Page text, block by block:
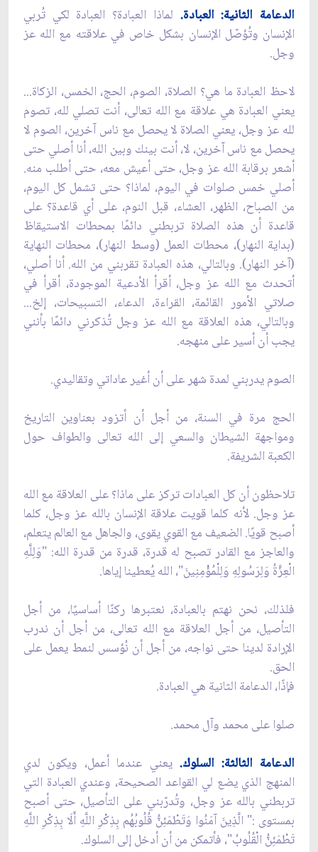
الدعامة الثانية: العبادة. لماذا العبادة؟ العبادة لكي تُربي
الإنسان وتُؤصّل الإنسان بشكل خاص في علاقته مع الله عز
وجل.
لاحظ العبادة ما هي؟ الصلاة، الصوم، الحج، الخمس، الزكاة...
يعني العبادة هي علاقة مع الله تعالى، أنت تصلي لله، تصوم
لله عز وجل، يعني الصلاة لا يحصل مع ناس آخرين، الصوم لا
يحصل مع ناس آخرين، لا، أنت بينك وبين الله، أنا أصلي حتى
أشعر برقابة الله عز وجل، حتى أعيش معه، حتى أطلب منه.
أصلي خمس صلوات في اليوم، لماذا؟ حتى تشمل كل اليوم،
من الصباح، الظهر، العشاء، قبل النوم، على أي قاعدة؟ على
قاعدة أن هذه الصلاة تربطني دائمًا بمحطات الاستيقاظ
(بداية النهار)، محطات العمل (وسط النهار)، محطات النهاية
(آخر النهار). وبالتالي، هذه العبادة تقربني من الله. أنا أصلي،
أتحدث مع الله عز وجل، أقرأ الأدعية الموجودة، أقرأ في
صلاتي الأمور القائمة، القراءة، الدعاء، التسبيحات، إلخ...
وبالتالي، هذه العلاقة مع الله عز وجل تُذكرني دائمًا بأنني
يجب أن أسير على منهجه.
الصوم يدربني لمدة شهر على أن أغير عاداتي وتقاليدي.
الحج مرة في السنة، من أجل أن أتزود بعناوين التاريخ
ومواجهة الشيطان والسعي إلى الله تعالى والطواف حول
الكعبة الشريفة.
تلاحظون أن كل العبادات تركز على ماذا؟ على العلاقة مع الله
عز وجل. لأنه كلما قويت علاقة الإنسان بالله عز وجل، كلما
أصبح قويًا. الضعيف مع القوي يقوى، والجاهل مع العالم يتعلم،
والعاجز مع القادر تصبح له قدرة، قدرة من قدرة الله: "وَلِلَّهِ
الْعِزَّةُ وَلِرَسُولِهِ وَلِلْمُؤْمِنِينَ"، الله يُعطينا إياها.
فلذلك، نحن نهتم بالعبادة، نعتبرها ركنًا أساسيًا، من أجل
التأصيل، من أجل العلاقة مع الله تعالى، من أجل أن ندرب
الإرادة لدينا حتى نواجه، من أجل أن نُؤسس لنمط يعمل على
الحق.
فإذًا، الدعامة الثانية هي العبادة.
صلوا على محمد وآل محمد.
الدعامة الثالثة: السلوك. يعني عندما أعمل، ويكون لدي
المنهج الذي يضع لي القواعد الصحيحة، وعندي العبادة التي
تربطني بالله عز وجل، وتُدرّبني على التأصيل، حتى أصبح
بمستوى :" الَّذِينَ آمَنُوا وَتَطْمَئِنُّ قُلُوبُهُم بِذِكْرِ اللَّهِ أَلَا بِذِكْرِ اللَّهِ
تَطْمَئِنُّ الْقُلُوبُ"، فأتمكن من أن أدخل إلى السلوك.